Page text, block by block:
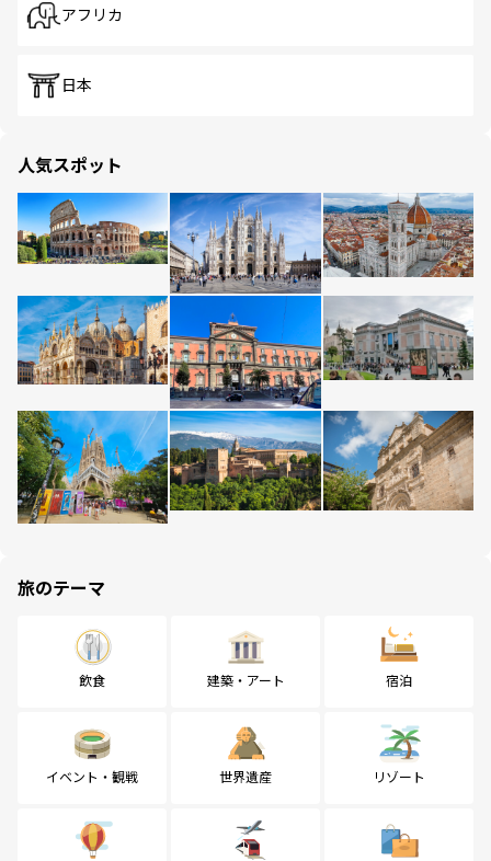
アフリカ
日本
人気スポット
旅のテーマ
飲食 建築・アート 宿泊
イベント・観戦 世界遺産 リゾート